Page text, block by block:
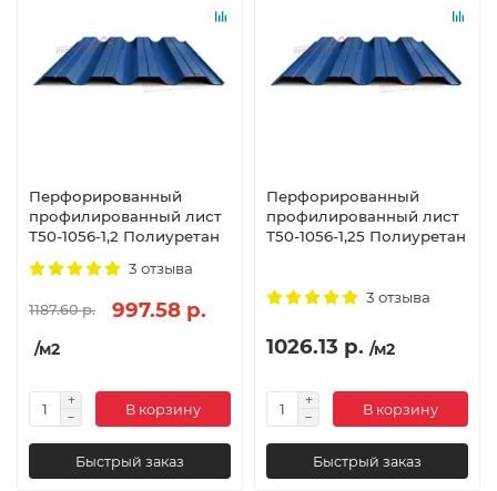
Перфорированный
профилированный лист
Т50-1056-1,2 Полиуретан
3 отзыва
1187.60 р. 997.58 р.
/м2
В корзину
Быстрый заказ
Перфорированный
профилированный лист
Т50-1056-1,25 Полиуретан
3 отзыва
1026.13 р. /м2
В корзину
Быстрый заказ